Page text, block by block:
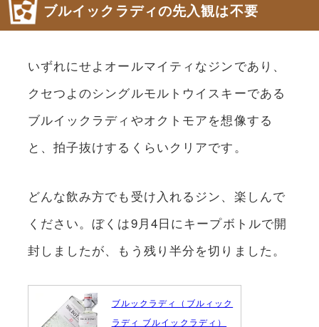
ブルイックラディの先入観は不要
いずれにせよオールマイティなジンであり、
クセつよのシングルモルトウイスキーである
ブルイックラディやオクトモアを想像する
と、拍子抜けするくらいクリアです。
どんな飲み方でも受け入れるジン、楽しんで
ください。ぼくは9月4日にキープボトルで開
封しましたが、もう残り半分を切りました。
ブルックラディ（ブルィック
ラディ ブルイックラディ）